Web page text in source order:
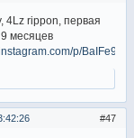
4Lz rippon, первая
месяцев
p/
47